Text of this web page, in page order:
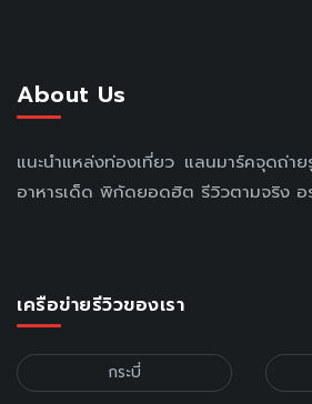
About Us
แนะนำแหล่งท่องเที่ยว แลนมาร์คจุดถ่
อาหารเด็ด พิกัดยอดฮิต รีวิวตามจริง
เครือข่ายรีวิวของเรา
กระบี่